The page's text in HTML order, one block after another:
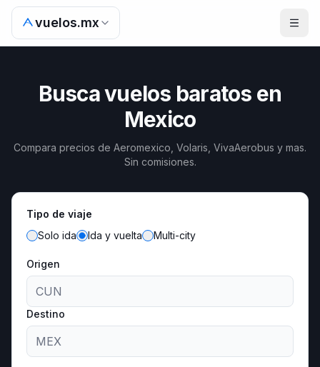
vuelos.mx
Busca vuelos baratos en
Mexico
Compara precios de Aeromexico, Volaris, VivaAerobus y mas.
Sin comisiones.
Tipo de viaje
Solo ida
Ida y vuelta Multi-city
Origen
Destino